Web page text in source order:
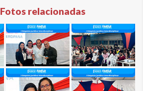
Fotos relacionadas